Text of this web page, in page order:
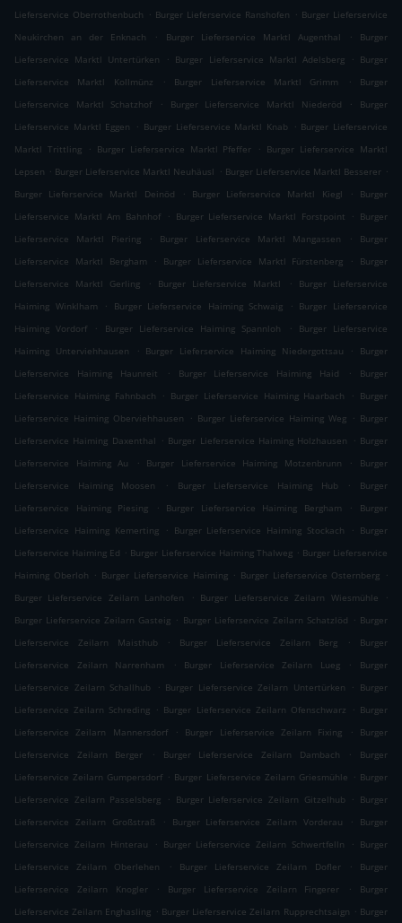
Lieferservice Oberrothenbuch . Burger Lieferservice Ranshofen . Burger Lieferservice
Neukirchen an der Enknach
. Burger Lieferservice Marktl Augenthal .
Burger
Lieferservice Marktl Untertürken
. Burger Lieferservice Marktl Adelsberg . Burger
Lieferservice Marktl Kollmünz
. Burger Lieferservice Marktl Grimm .
Burger
Lieferservice Marktl Schatzhof
. Burger Lieferservice Marktl Niederöd .
Burger
Lieferservice Marktl Eggen
. Burger Lieferservice Marktl Knab . Burger Lieferservice
Marktl Trittling
. Burger Lieferservice Marktl Pfeffer . Burger Lieferservice Marktl
Lepsen . Burger Lieferservice Marktl Neuhäusl . Burger Lieferservice Marktl Besserer .
Burger Lieferservice Marktl Deinöd
. Burger Lieferservice Marktl Kiegl .
Burger
Lieferservice Marktl Am Bahnhof
. Burger Lieferservice Marktl Forstpoint . Burger
Lieferservice Marktl Piering
. Burger Lieferservice Marktl Mangassen .
Burger
Lieferservice Marktl Bergham
. Burger Lieferservice Marktl Fürstenberg .
Burger
Lieferservice Marktl Gerling
. Burger Lieferservice Marktl .
Burger Lieferservice
Haiming Winklham
. Burger Lieferservice Haiming Schwaig . Burger Lieferservice
Haiming Vordorf
. Burger Lieferservice Haiming Spannloh .
Burger Lieferservice
Haiming Unterviehhausen
. Burger Lieferservice Haiming Niedergottsau .
Burger
Lieferservice Haiming Haunreit
. Burger Lieferservice Haiming Haid .
Burger
Lieferservice Haiming Fahnbach
. Burger Lieferservice Haiming Haarbach . Burger
Lieferservice Haiming Oberviehhausen
. Burger Lieferservice Haiming Weg . Burger
Lieferservice Haiming Daxenthal . Burger Lieferservice Haiming Holzhausen . Burger
Lieferservice Haiming Au
. Burger Lieferservice Haiming Motzenbrunn .
Burger
Lieferservice Haiming Moosen
. Burger Lieferservice Haiming Hub .
Burger
Lieferservice Haiming Piesing
. Burger Lieferservice Haiming Bergham .
Burger
Lieferservice Haiming Kemerting
. Burger Lieferservice Haiming Stockach . Burger
Lieferservice Haiming Ed . Burger Lieferservice Haiming Thalweg . Burger Lieferservice
Haiming Oberloh . Burger Lieferservice Haiming . Burger Lieferservice Osternberg .
Burger Lieferservice Zeilarn Lanhofen
. Burger Lieferservice Zeilarn Wiesmühle
.
Burger Lieferservice Zeilarn Gasteig . Burger Lieferservice Zeilarn Schatzlöd . Burger
Lieferservice Zeilarn Maisthub
. Burger Lieferservice Zeilarn Berg .
Burger
Lieferservice Zeilarn Narrenham
. Burger Lieferservice Zeilarn Lueg .
Burger
Lieferservice Zeilarn Schallhub
. Burger Lieferservice Zeilarn Untertürken . Burger
Lieferservice Zeilarn Schreding . Burger Lieferservice Zeilarn Ofenschwarz . Burger
Lieferservice Zeilarn Mannersdorf
. Burger Lieferservice Zeilarn Fixing .
Burger
Lieferservice Zeilarn Berger
. Burger Lieferservice Zeilarn Dambach .
Burger
Lieferservice Zeilarn Gumpersdorf . Burger Lieferservice Zeilarn Griesmühle . Burger
Lieferservice Zeilarn Passelsberg
. Burger Lieferservice Zeilarn Gitzelhub . Burger
Lieferservice Zeilarn Großstraß
. Burger Lieferservice Zeilarn Vorderau .
Burger
Lieferservice Zeilarn Hinterau
. Burger Lieferservice Zeilarn Schwertfelln . Burger
Lieferservice Zeilarn Oberlehen
. Burger Lieferservice Zeilarn Dofler .
Burger
Lieferservice Zeilarn Knogler
. Burger Lieferservice Zeilarn Fingerer .
Burger
Lieferservice Zeilarn Enghasling . Burger Lieferservice Zeilarn Rupprechtsaign . Burger